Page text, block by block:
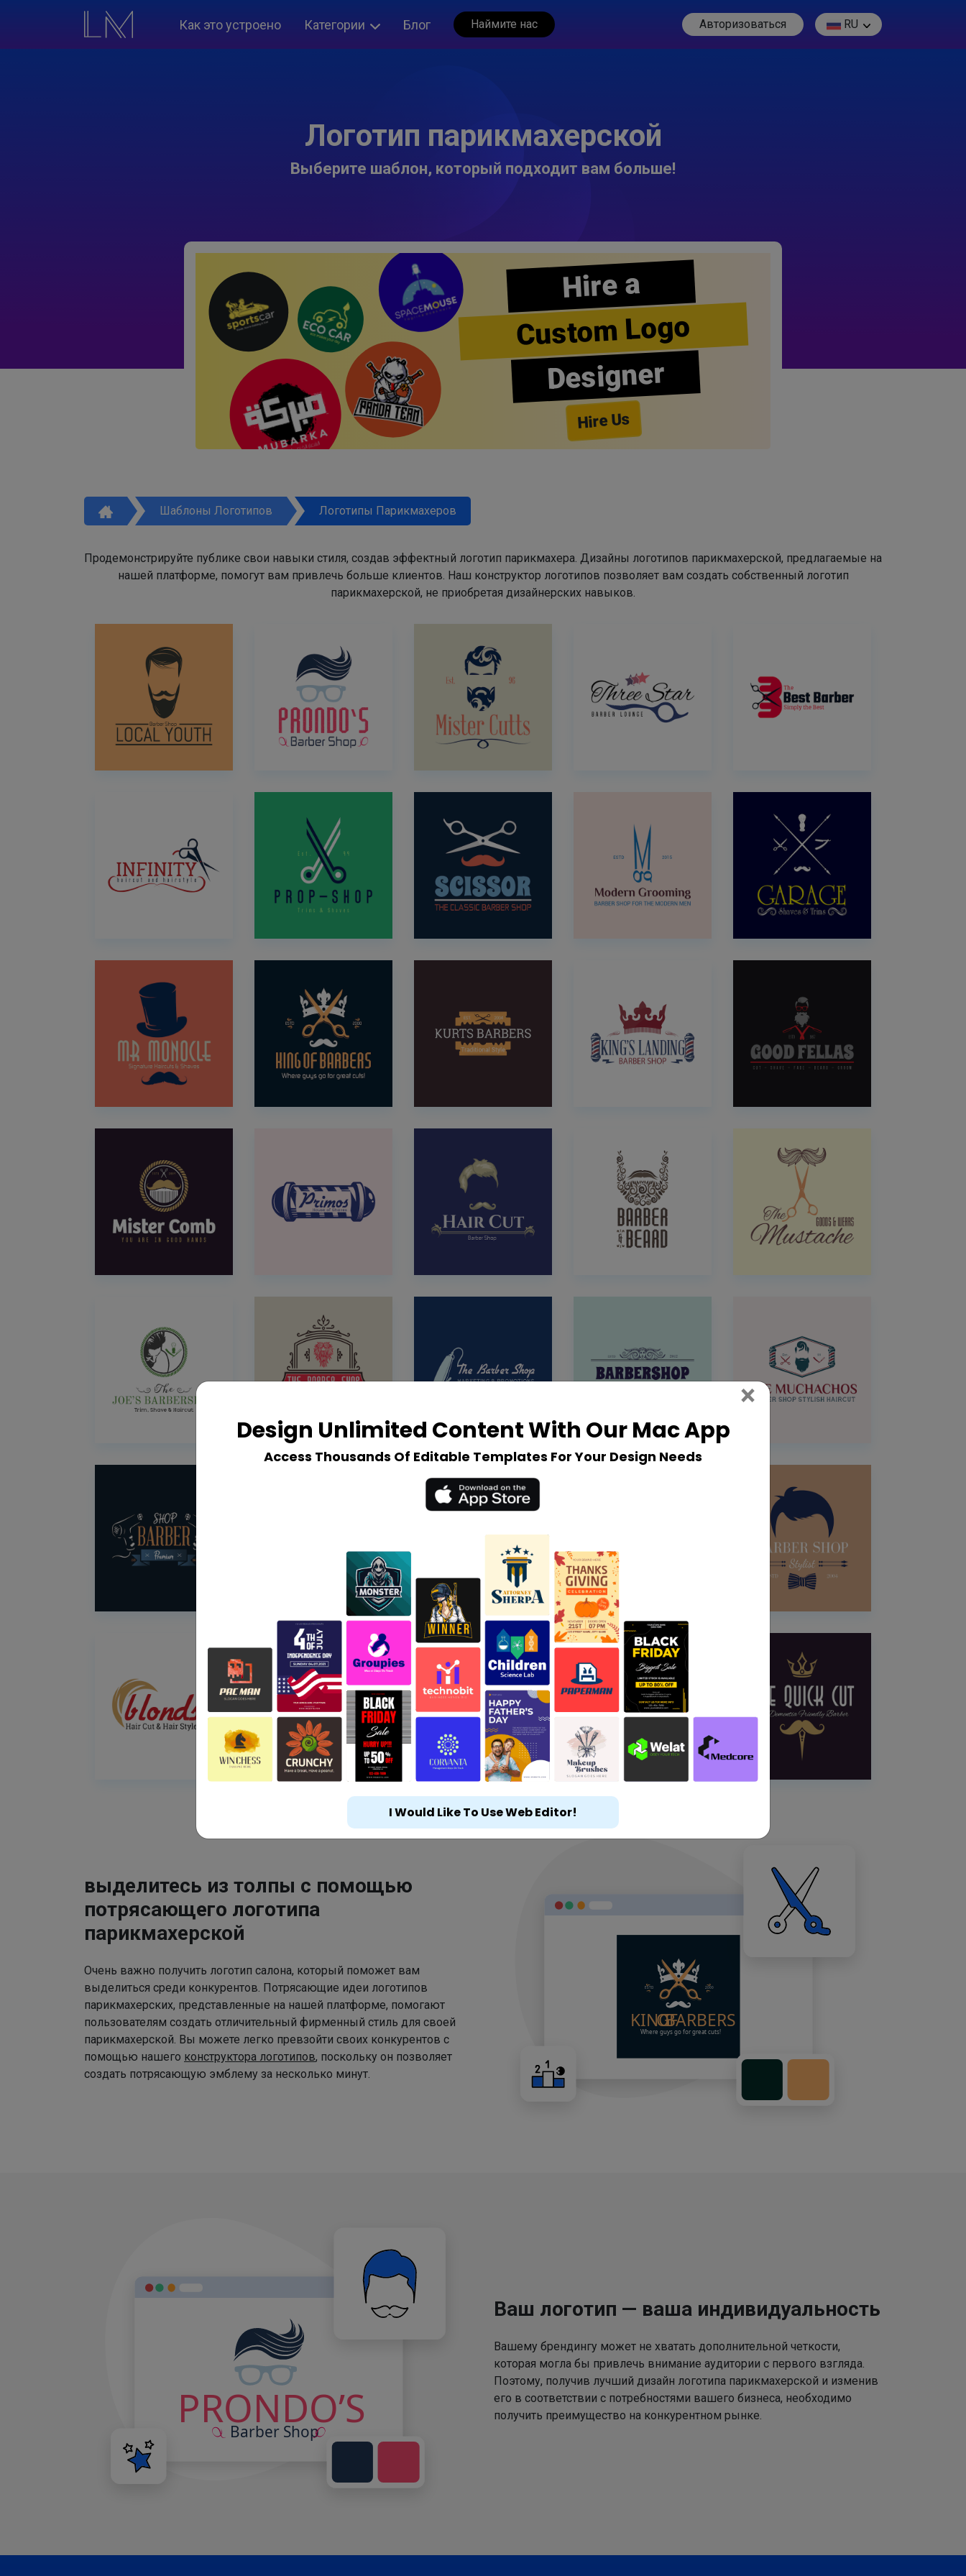
Как это устроено Категории Блог Наймите нас Авторизоваться RU
Логотип парикмахерской
Выберите шаблон, который подходит вам больше!
Hire a
Custom Logo
Designer
Hire Us
Шаблоны Логотипов Логотипы Парикмахеров
Продемонстрируйте публике свои навыки стиля, создав эффектный логотип парикмахера. Дизайны логотипов парикмахерской, предлагаемые на
нашей платформе, помогут вам привлечь больше клиентов. Наш конструктор логотипов позволяет вам создать собственный логотип
парикмахерской, не приобретая дизайнерских навыков.
выделитесь из толпы с помощью
потрясающего логотипа
парикмахерской
Очень важно получить логотип салона, который поможет вам
выделиться среди конкурентов. Потрясающие идеи логотипов
парикмахерских, представленные на нашей платформе, помогают
пользователям создать отличительный фирменный стиль для своей
парикмахерской. Вы можете легко превзойти своих конкурентов с
помощью нашего конструктора логотипов, поскольку он позволяет
создать потрясающую эмблему за несколько минут.
Ваш логотип — ваша индивидуальность
Вашему брендингу может не хватать дополнительной четкости,
которая могла бы привлечь внимание аудитории с первого взгляда.
Поэтому, получив лучший дизайн логотипа парикмахерской и изменив
его в соответствии с потребностями вашего бизнеса, необходимо
получить преимущество на конкурентном рынке.
Design Unlimited Content With Our Mac App
Access Thousands Of Editable Templates For Your Design Needs
× Close
I Would Like To Use Web Editor!